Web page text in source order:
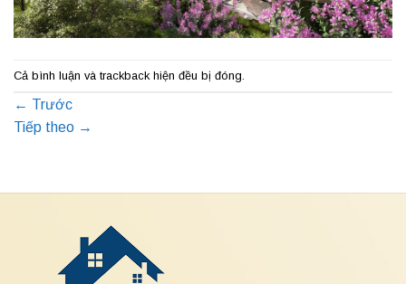
Cả bình luận và trackback hiện đều bị đóng.
← Trước
Tiếp theo →